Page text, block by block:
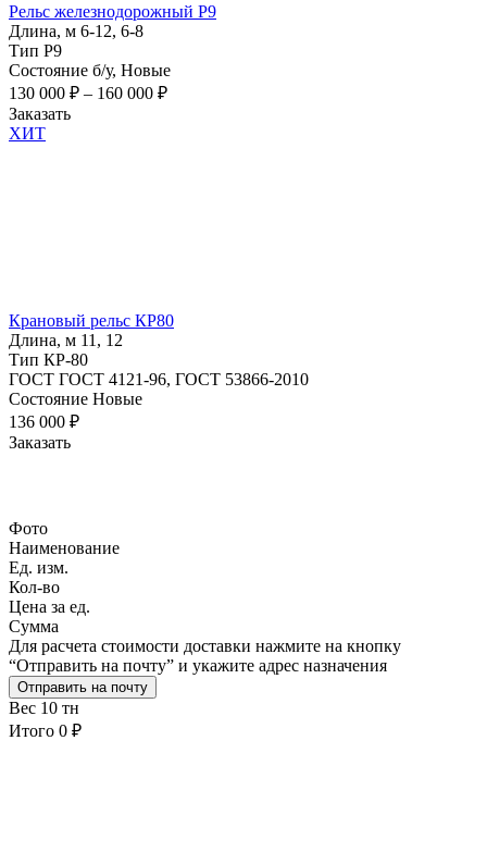
Рельс железнодорожный Р9
Длина, м 6-12, 6-8
Тип Р9
Состояние б/у, Новые
130 000 ₽ – 160 000 ₽
Заказать
ХИТ
Крановый рельс КР80
Длина, м 11, 12
Тип КР-80
ГОСТ ГОСТ 4121-96, ГОСТ 53866-2010
Состояние Новые
136 000 ₽
Заказать
Фото
Наименование
Ед. изм.
Кол-во
Цена за ед.
Сумма
Для расчета стоимости доставки нажмите на кнопку
“Отправить на почту” и укажите адрес назначения
Отправить на почту
Вес 10 тн
Итого 0 ₽